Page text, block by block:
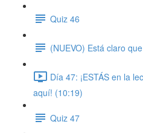
Quiz 46
(NUEVO) Está claro
Día 47: ¡ESTÁS en la
aquí! (10:19)
Quiz 47